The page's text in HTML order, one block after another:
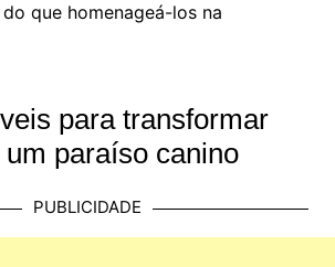
que homenageá-los na
para transformar
paraíso canino
PUBLICIDADE